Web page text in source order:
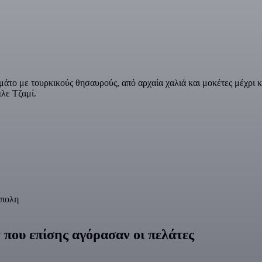
με τουρκικούς θησαυρούς, από αρχαία χαλιά και μοκέτες μέχρι
Τζαμί.
επίσης αγόρασαν οι πελάτες